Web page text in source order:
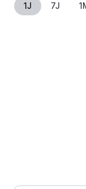
1J 7J